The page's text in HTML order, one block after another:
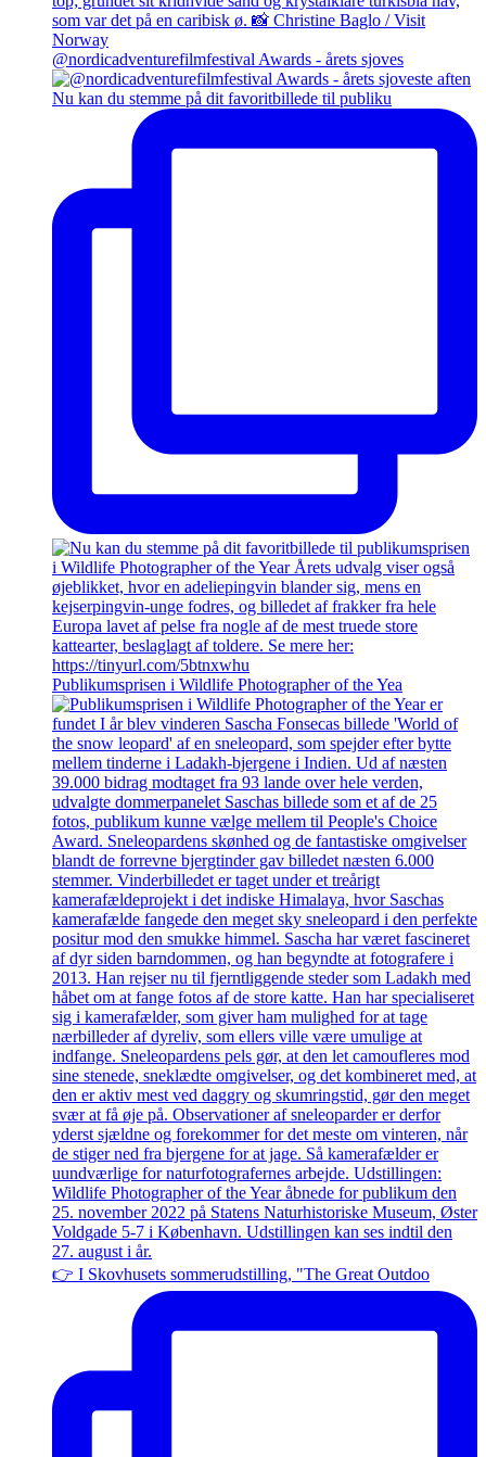
@nordicadventurefilmfestival Awards - årets sjoves
Nu kan du stemme på dit favoritbillede til publiku
Publikumsprisen i Wildlife Photographer of the Yea
👉 I Skovhusets sommerudstilling, "The Great Outdoo